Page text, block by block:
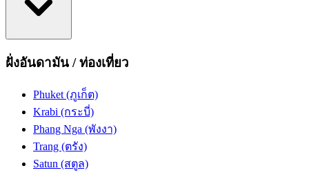
ฝั่งอันดามัน / ท่องเที่ยว
Phuket (ภูเก็ต)
Krabi (กระบี่)
Phang Nga (พังงา)
Trang (ตรัง)
Satun (สตูล)